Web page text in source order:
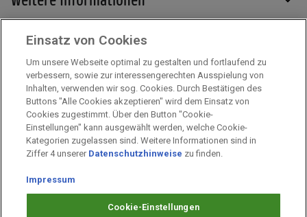
Mehr zu PAYBACK
Impressum
Arbeiten bei PAYBACK
Einsatz von Cookies
Um unsere Webseite optimal zu gestalten und fortlaufend zu
verbessern, sowie zur interessengerechten Ausspielung von
Inhalten, verwenden wir sog. Cookies. Durch Bestätigen des
Buttons "Alle Cookies akzeptieren" wird dem Einsatz von
Cookies zugestimmt. Über den Button "Cookie-
Einstellungen" kann ausgewählt werden, welche Cookie-
Kategorien zugelassen sind. Weitere Informationen sind in
Ziffer 4 unserer Datenschutzhinweise zu finden.
Impressum
Cookie-Einstellungen